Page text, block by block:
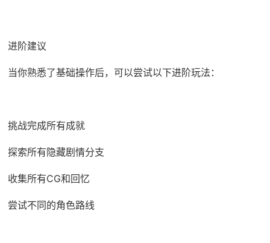
进阶建议
当你熟悉了基础操作后，可以尝试以下进阶玩法：
挑战完成所有成就
探索所有隐藏剧情分支
收集所有CG和回忆
尝试不同的角色路线